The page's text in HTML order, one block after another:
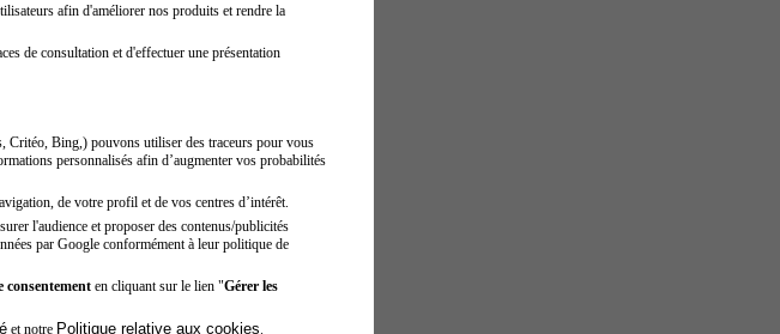
afin d'améliorer nos produits et rendre la
de consultation et d'effectuer une présentation
Critéo, Bing,) pouvons utiliser des traceurs pour vous
personnalisés afin d’augmenter vos probabilités
de votre profil et de vos centres d’intérêt.
l'audience et proposer des contenus/publicités
par Google conformément à leur politique de
consentementen cliquant sur le lien "Gérer les
et notre Politique relative aux cookies